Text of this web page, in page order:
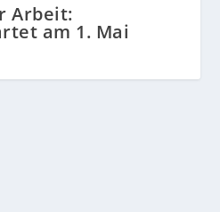
Arbeit:
am 1. Mai